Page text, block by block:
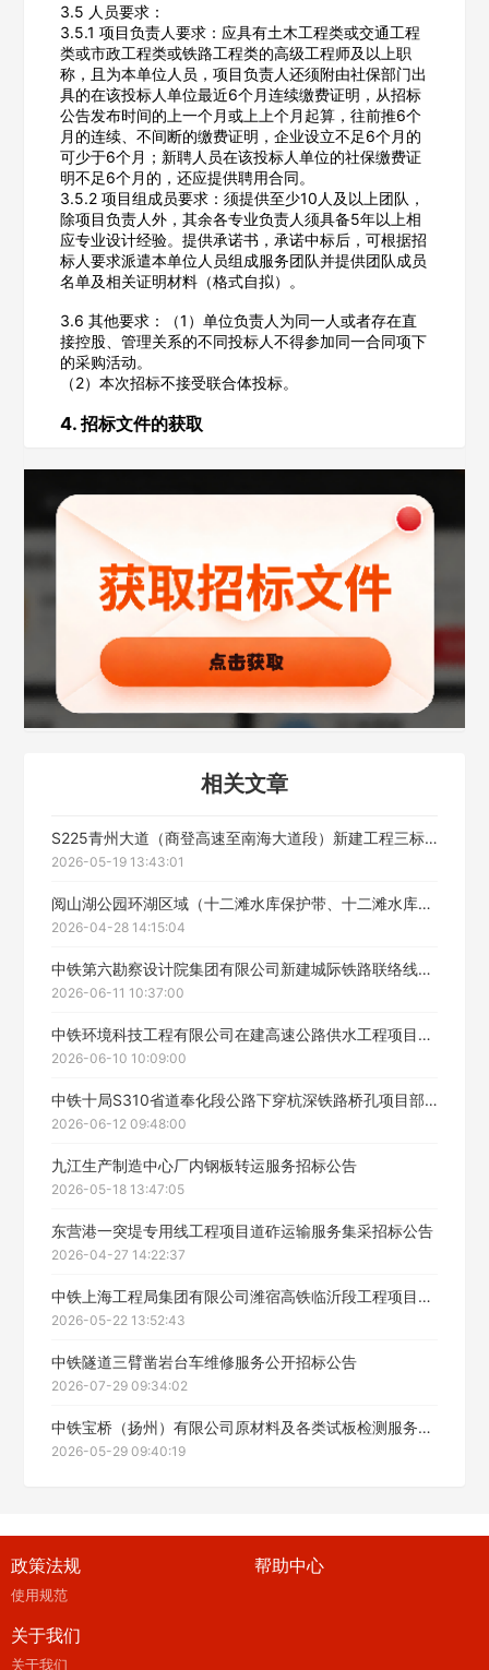
3.5 人员要求：
3.5.1 项目负责人要求：应具有土木工程类或交通工程
类或市政工程类或铁路工程类的高级工程师及以上职
称，且为本单位人员，项目负责人还须附由社保部门出
具的在该投标人单位最近6个月连续缴费证明，从招标
公告发布时间的上一个月或上上个月起算，往前推6个
月的连续、不间断的缴费证明，企业设立不足6个月的
可少于6个月；新聘人员在该投标人单位的社保缴费证
明不足6个月的，还应提供聘用合同。
3.5.2 项目组成员要求：须提供至少10人及以上团队，
除项目负责人外，其余各专业负责人须具备5年以上相
应专业设计经验。提供承诺书，承诺中标后，可根据招
标人要求派遣本单位人员组成服务团队并提供团队成员
名单及相关证明材料（格式自拟）。
3.6 其他要求：（1）单位负责人为同一人或者存在直
接控股、管理关系的不同投标人不得参加同一合同项下
的采购活动。
（2）本次招标不接受联合体投标。
4. 招标文件的获取
相关文章
S225青州大道（商登高速至南海大道段）新建工程三标段广告宣传制作安装服务公开招标
2026-05-19 13:43:01
阅山湖公园环湖区域（十二滩水库保护带、十二滩水库及臻藏销售中心半岛地块）规划设计方案编制服务招标公告
2026-04-28 14:15:04
中铁第六勘察设计院集团有限公司新建城际铁路联络线一期工程廊坊东站站房及相关工程特殊消防设计技术咨询服务招标公告
2026-06-11 10:37:00
中铁环境科技工程有限公司在建高速公路供水工程项目技术咨询服务公开招标采购招标公告
2026-06-10 10:09:00
中铁十局S310省道奉化段公路下穿杭深铁路桥孔项目部土石方外运、徐州桥梁厂T梁运输服务采购招标公告
2026-06-12 09:48:00
九江生产制造中心厂内钢板转运服务招标公告
2026-05-18 13:47:05
东营港一突堤专用线工程项目道砟运输服务集采招标公告
2026-04-27 14:22:37
中铁上海工程局集团有限公司潍宿高铁临沂段工程项目经理部广告宣传制作安装服务公开招标采购招标公告
2026-05-22 13:52:43
中铁隧道三臂凿岩台车维修服务公开招标公告
2026-07-29 09:34:02
中铁宝桥（扬州）有限公司原材料及各类试板检测服务招标公告
2026-05-29 09:40:19
政策法规
使用规范
帮助中心
关于我们
关于我们
填写联系电话后会有服务中心的工作人员给您致电！
立即入驻